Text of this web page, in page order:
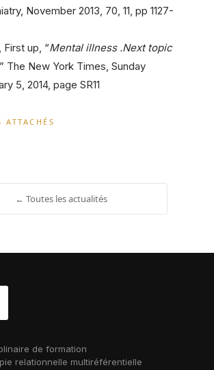
November 2013, 70, 11, pp 1127-
up, “Mental illness .Next topic
” The New York Times, Sunday
5, 2014, page SR11
ATTACHÉS
← Toutes les actualités
de formation
relationnelle multiréférentielle